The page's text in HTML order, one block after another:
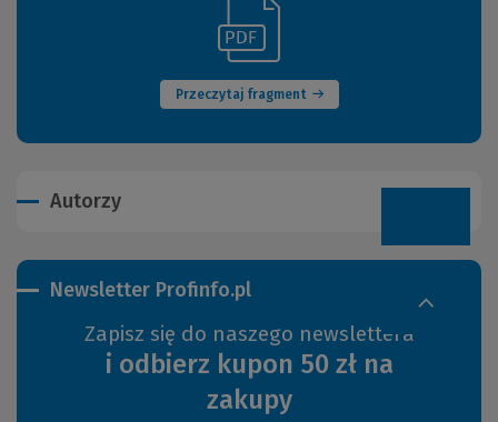
Przeczytaj fragment
(Nowe
okno)
innej
Autorzy
Newsletter Profinfo.pl
Zapisz się do naszego newslettera
i odbierz kupon 50 zł na
zakupy